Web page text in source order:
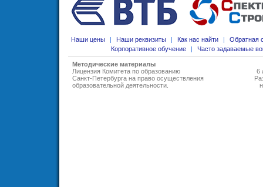
Наши цены | Наши реквизиты | Как нас найти |
Обратная
Корпоративное обучение
| Часто задаваемые
Методические материалы
Лицензия Комитета по образованию
Санкт-Петербурга на право осуществления
образовательной деятельности
6